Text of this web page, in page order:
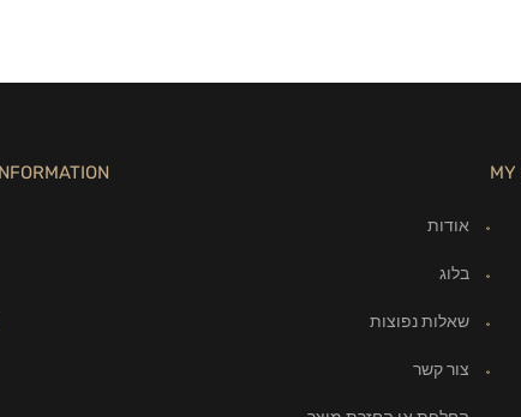
MY
אודות
בלוג
שאלות נפוצות
צור קשר